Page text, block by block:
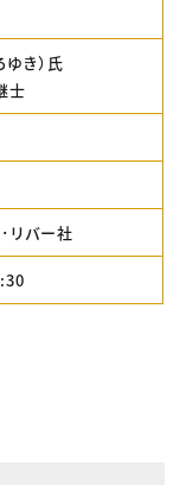
き）氏
士
リバー社